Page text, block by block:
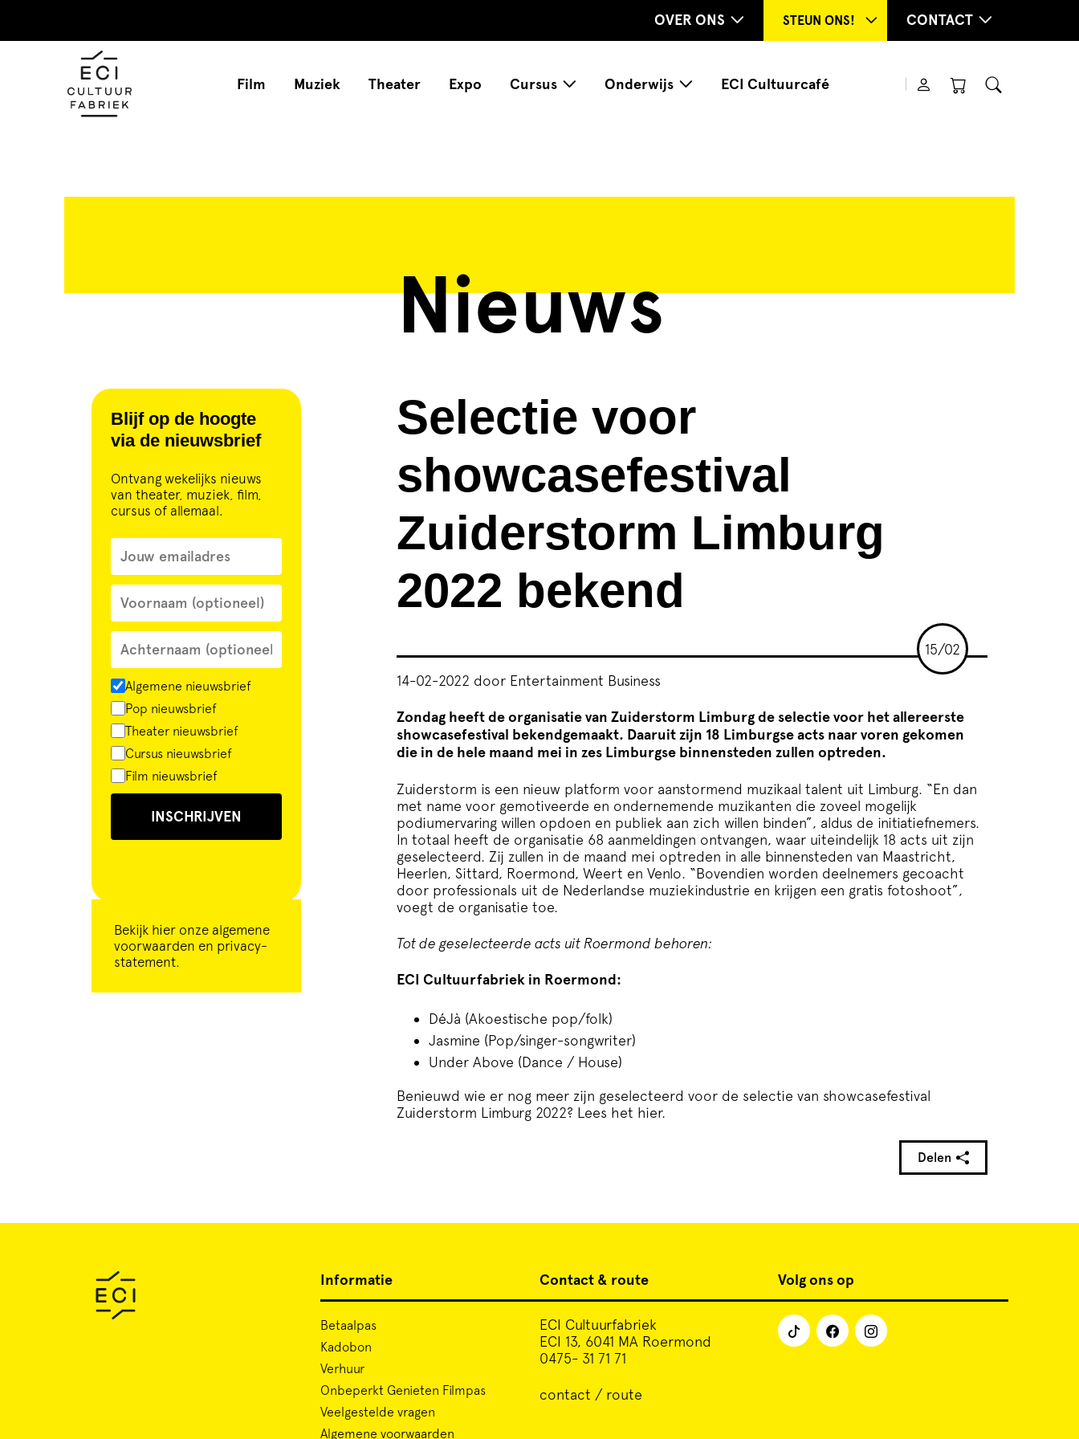
OVER ONS STEUN ONS! CONTACT
Film Muziek Theater Expo Cursus Onderwijs ECI Cultuurcafé
Nieuws
Blijf op de hoogte
via de nieuwsbrief
Ontvang wekelijks nieuws
van theater, muziek, film,
cursus of allemaal.
Algemene nieuwsbrief
Pop nieuwsbrief
Theater nieuwsbrief
Cursus nieuwsbrief
Film nieuwsbrief
INSCHRIJVEN
Bekijk hier onze algemene
voorwaarden en privacy-
statement.
Selectie voor
showcasefestival
Zuiderstorm Limburg
2022 bekend
15/02
14-02-2022 door Entertainment Business
Zondag heeft de organisatie van Zuiderstorm Limburg de selectie voor het allereerste
showcasefestival bekendgemaakt. Daaruit zijn 18 Limburgse acts naar voren gekomen
die in de hele maand mei in zes Limburgse binnensteden zullen optreden.
Zuiderstorm is een nieuw platform voor aanstormend muzikaal talent uit Limburg. “En dan
met name voor gemotiveerde en ondernemende muzikanten die zoveel mogelijk
podiumervaring willen opdoen en publiek aan zich willen binden”, aldus de initiatiefnemers.
In totaal heeft de organisatie 68 aanmeldingen ontvangen, waar uiteindelijk 18 acts uit zijn
geselecteerd. Zij zullen in de maand mei optreden in alle binnensteden van Maastricht,
Heerlen, Sittard, Roermond, Weert en Venlo. “Bovendien worden deelnemers gecoacht
door professionals uit de Nederlandse muziekindustrie en krijgen een gratis fotoshoot”,
voegt de organisatie toe.
Tot de geselecteerde acts uit Roermond behoren:
ECI Cultuurfabriek in Roermond:
DéJà (Akoestische pop/folk)
Jasmine (Pop/singer-songwriter)
Under Above (Dance / House)
Benieuwd wie er nog meer zijn geselecteerd voor de selectie van showcasefestival
Zuiderstorm Limburg 2022? Lees het hier.
Delen
Informatie
Betaalpas
Kadobon
Verhuur
Onbeperkt Genieten Filmpas
Veelgestelde vragen
Algemene voorwaarden
Contact & route
ECI Cultuurfabriek
ECI 13, 6041 MA Roermond
0475- 31 71 71
contact / route
Volg ons op